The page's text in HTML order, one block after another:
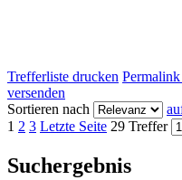
Trefferliste drucken
versenden
Sortieren nach
1 2 3 Letzte Seite 29 Treffer
Suchergebnis